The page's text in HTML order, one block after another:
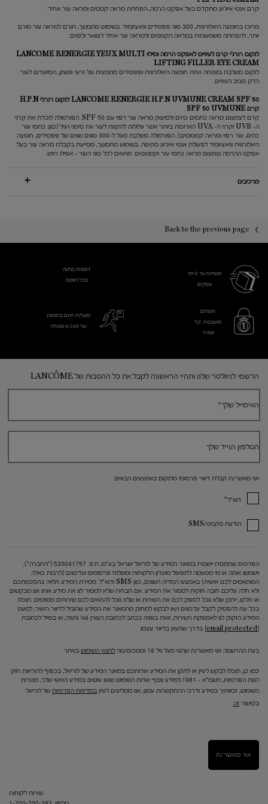
קרם אנטי אייג'ינג מתקדם בעל אפקט הרמה, הפחתת מראה קמטים ומראה עור אחיד.
מרוכז בחומצה היאלורונית, 300 סוגי פפטידים וניאצינמיד. בשימוש מתמשך, תורם למראה עור מורם
יותר, להפחתה משמעותית במראה הקמטים ולמראה עור אחיד לצוואר ולפנים.
לנקום רנרג'י קרם לעיניים לאפקט הרמה ומילוי LANCOME RENERGIE YEUX MULTI
LIFTING FILLER EYE CREAM
לנקום משלבת בנוסחה אחת חומצה היאלורונית ופפטידים מתמצית של זרעי פשתן, המיועדים לעור
הדק סביב העיניים.
LANCOME RENERGIE H.P.N UVMUNE CREAM SPF 50 לנקום רנרג'י H.P.N
קרם SPF 50 UVMUNE
קרם לצמצום מראה כתמים כהים ולמיצוק מראה עור רפוי עם SPF 50. הפורמולה לוכדת את קרני
ה- UVB וקרני ה- UVA הארוכות ביותר אשר עלולות להקנות לעור את סימני הגיל (כגון: כתמי עור
כהים, עור רפוי ומראה קמטוטים). הפורמולה משלבת מעל ל-300 סוגים שונים של פפטידים, חומצה
היאלורונית וניאצינמיד לפעולת אנטי אייג'ינג מקיפה. בשימוש מתמשך, מסייעת בקבלת מראה עור בעל
אפקט ההרמה וצמצום מראה כתמי עור וקמטוטים. מתאים לכל סוגי העור – אפילו רגיש.
מרכיבים
Back to the previous page
משלוח עד 6 ימי
עסקים​
דוגמית מתנה
בכל הזמנה
תשלום
מאובטח, קל
ומהיר
משלוח חינם בהזמנת
של 249 ₪ ומעלה
הרשמי לניוזלטר שלנו ותהיי הראשונה לקבל את כל ההטבות של LANCÔME
האימייל שלך*
הטלפון הנייד שלך
אני מאשר/ת קבלת דיוור פרסומי מלנקום באמצעים הבאים:
דוא"ל*
הודעת טקסט/SMS
הפרטים שתמסרו יישמרו במאגר המידע של לוריאל ישראל בע"מ, ח.פ. 520041757 ("החברה"),
וישמשו אותה או מי מטעמה לתפעול מועדון הלקוחות ומשלוח פרסומים ועדכונים (לרבות כאלה
המותאמים לכם אישית) באמצעי המדיה השונים, כגון SMS ודוא"ל. מסירת המידע תלויה בהסכמתכם
ולא חלה עליכם חובה חוקית למסור את המידע. אם תבחרו שלא למסור לנו את מידע אותו אנו מבקשים
או חלקו, ייתכן שלא נוכל לספק לכם את השירות או שלא נוכל להתאים לכם שירותים מסוימים. תוכלו
בכל עת להפסיק לקבל עדכונים ו/או לבקש למחוק מהמאגר את המידע שהוביל לדיוור הישיר, למעט
המידע הזקוק לנו לאספקת השירות, וזאת בפניה בכתב לכתובת הצורן 4א' נתניה, או במייל לכתובת
[email protected]
בדרך שתצוין בדיוור עצמו.
בעת ההרשמה אני מאשר/ת שהנני מעל גיל 18 ומסכים/מה לתנאי השימוש באתר
כמו כן, תוכלו לבקש לעיין או לתקן את המידע אודותכם במאגר המידע של לוריאל, בכפוף להוראות חוק
הגנת הפרטיות, תשמ"א – 1981.למידע נוסף אודות השימוש שאנו עושים במידע האישי שלך, מטרות
השימוש, זכויותיך במידע ודרכי ההתקשרות עמנו, אנו ממליצים לעיין במדיניות הפרטיות של לוריאל
בקישור זה.
אני מאשר/ת
שירות לקוחות